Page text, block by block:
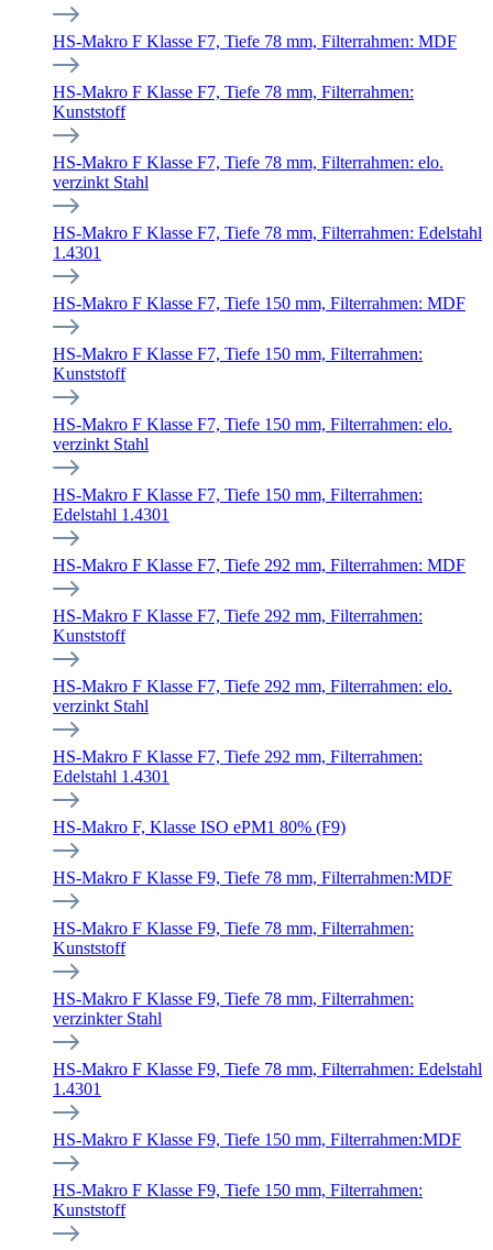
HS-Makro F Klasse F7, Tiefe 78 mm, Filterrahmen: MDF
HS-Makro F Klasse F7, Tiefe 78 mm, Filterrahmen:
Kunststoff
HS-Makro F Klasse F7, Tiefe 78 mm, Filterrahmen: elo.
verzinkt Stahl
HS-Makro F Klasse F7, Tiefe 78 mm, Filterrahmen: Edelstahl
1.4301
HS-Makro F Klasse F7, Tiefe 150 mm, Filterrahmen: MDF
HS-Makro F Klasse F7, Tiefe 150 mm, Filterrahmen:
Kunststoff
HS-Makro F Klasse F7, Tiefe 150 mm, Filterrahmen: elo.
verzinkt Stahl
HS-Makro F Klasse F7, Tiefe 150 mm, Filterrahmen:
Edelstahl 1.4301
HS-Makro F Klasse F7, Tiefe 292 mm, Filterrahmen: MDF
HS-Makro F Klasse F7, Tiefe 292 mm, Filterrahmen:
Kunststoff
HS-Makro F Klasse F7, Tiefe 292 mm, Filterrahmen: elo.
verzinkt Stahl
HS-Makro F Klasse F7, Tiefe 292 mm, Filterrahmen:
Edelstahl 1.4301
HS-Makro F, Klasse ISO ePM1 80% (F9)
HS-Makro F Klasse F9, Tiefe 78 mm, Filterrahmen:MDF
HS-Makro F Klasse F9, Tiefe 78 mm, Filterrahmen:
Kunststoff
HS-Makro F Klasse F9, Tiefe 78 mm, Filterrahmen:
verzinkter Stahl
HS-Makro F Klasse F9, Tiefe 78 mm, Filterrahmen: Edelstahl
1.4301
HS-Makro F Klasse F9, Tiefe 150 mm, Filterrahmen:MDF
HS-Makro F Klasse F9, Tiefe 150 mm, Filterrahmen:
Kunststoff